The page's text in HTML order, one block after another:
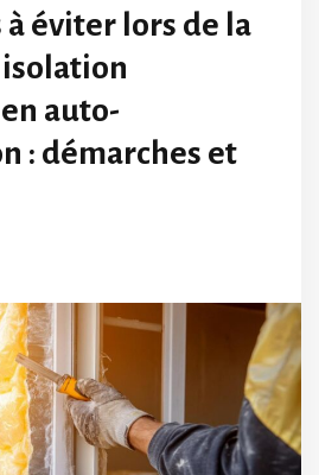
à éviter lors de la
isolation
auto-
: démarches et